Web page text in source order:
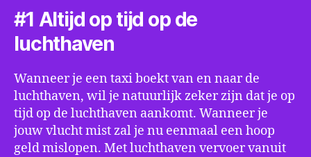
#1 Altijd op tijd op de
luchthaven
Wanneer je een taxi boekt van en naar de
luchthaven, wil je natuurlijk zeker zijn dat je op
tijd op de luchthaven aankomt. Wanneer je
jouw vlucht mist zal je nu eenmaal een hoop
geld mislopen. Met luchthaven vervoer vanuit